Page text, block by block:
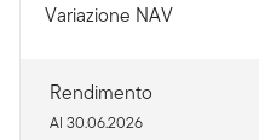
Variazione NAV
Rendimento
Al 30.06.2026